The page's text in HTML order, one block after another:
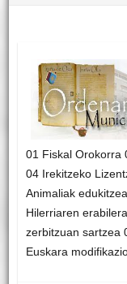
01 Fiskal Orokorra
04 Irekitzeko
Animaliak
Hilerriaren
zerbitzuan sartzea
Euskara